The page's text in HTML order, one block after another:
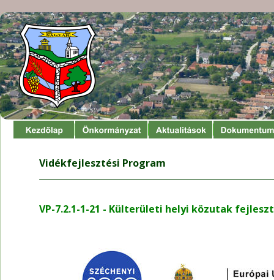
Vidékfejlesztési Program
VP-7.2.1-1-21 - Külterületi helyi közutak